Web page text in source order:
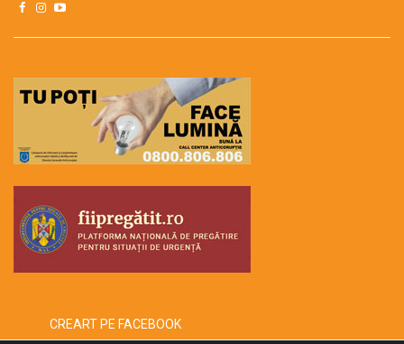
CREART PE FACEBOOK